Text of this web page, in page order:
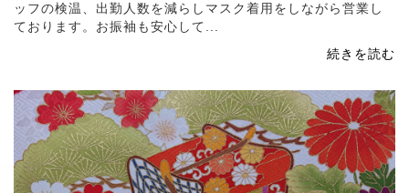
ッフの検温、出勤人数を減らしマスク着用をしながら営業し
ております。お振袖も安心して...
続きを読む